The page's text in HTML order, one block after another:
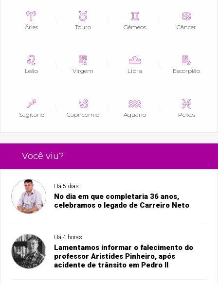
Áries Touro Gêmeos Câncer
Leão Virgem Libra Escorpião
Sagitário Capricórnio Aquário Peixes
Você viu?
Há 5 dias
No dia em que completaria 36 anos,
celebramos o legado de Carreiro Neto
Há 4 horas
Lamentamos informar o falecimento do
professor Aristides Pinheiro, após
acidente de trânsito em Pedro II